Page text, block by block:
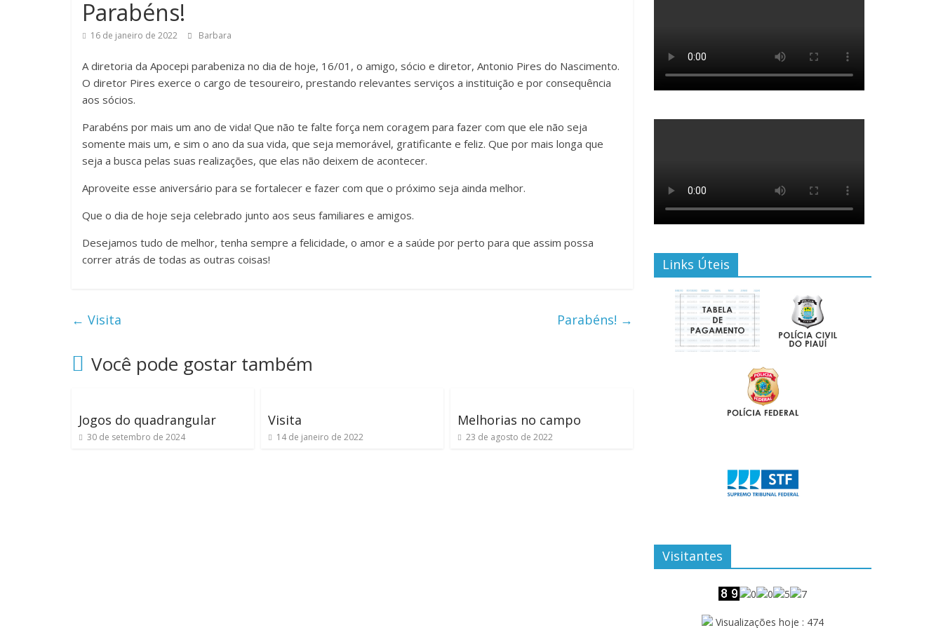
Parabéns!
16 de janeiro de 2022 Barbara
A diretoria da Apocepi parabeniza no dia de hoje, 16/01, o amigo, sócio e diretor, Antonio Pires do Nascimento.
O diretor Pires exerce o cargo de tesoureiro, prestando relevantes serviços a instituição e por consequência
aos sócios.
Parabéns por mais um ano de vida! Que não te falte força nem coragem para fazer com que ele não seja
somente mais um, e sim o ano da sua vida, que seja memorável, gratificante e feliz. Que por mais longa que
seja a busca pelas suas realizações, que elas não deixem de acontecer.
Aproveite esse aniversário para se fortalecer e fazer com que o próximo seja ainda melhor.
Que o dia de hoje seja celebrado junto aos seus familiares e amigos.
Desejamos tudo de melhor, tenha sempre a felicidade, o amor e a saúde por perto para que assim possa
correr atrás de todas as outras coisas!
← Visita Parabéns! →
Você pode gostar também
Jogos do quadrangular
30 de setembro de 2024
Visita
14 de janeiro de 2022
Melhorias no campo
23 de agosto de 2022
Links Úteis
Visitantes
Visualizações hoje : 474